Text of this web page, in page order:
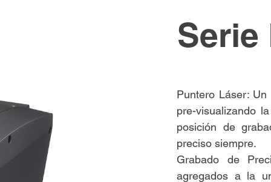
Serie
Puntero Láser:
pre-visualizando
posición de
preciso siempre.
Grabado de
agregados a la